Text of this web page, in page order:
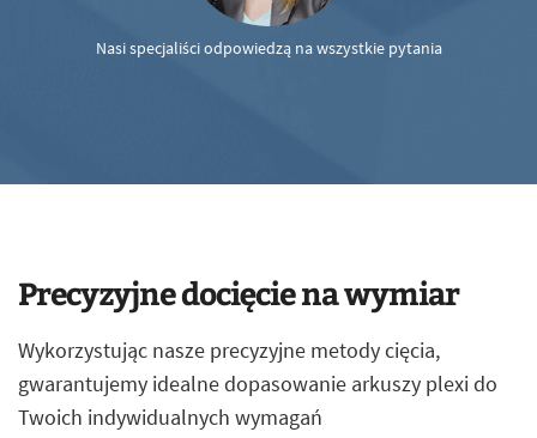
Nasi specjaliści odpowiedzą na wszystkie pytania
Precyzyjne docięcie na wymiar
Wykorzystując nasze precyzyjne metody cięcia,
gwarantujemy idealne dopasowanie arkuszy plexi do
Twoich indywidualnych wymagań